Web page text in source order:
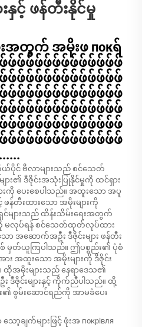
းနှင့် ဖန်တီးနိုင်မှု
အတွက် အမိုးဖ покရ်
ဖ်ဖ်ဖ်ဖ်ဖ်ဖ်ဖ်ဖ်ဖ်ဖ်ဖ်ဖ်ဖ်
ဖ်ဖ်ဖ်ဖ်ဖ်ဖ်ဖ်ဖ်ဖ်ဖ်ဖ်ဖ်ဖ်
ဖ်ဖ်ဖ်ဖ်ဖ်ဖ်ဖ်ဖ်ဖ်ဖ်ဖ်ဖ်ဖ်
ဖ်ဖ်ဖ်ဖ်ဖ်ဖ်ဖ်ဖ်ဖ်ဖ်ဖ်ဖ်ဖ်
ဖ်ဖ်ဖ်ဖ်ဖ်ဖ်ဖ်ဖ်ဖ်ဖ်ဖ်ဖ်ဖ်
ဖ်ဖ်ဖ်ဖ်ဖ်ဖ်ဖ်ဖ်ဖ်ဖ်ဖ်ဖ်ဖ်
ယ်ပိုင် ဗီလာများသည် စင်သေတ်
း၏ ဒီဇိုင်းအသုံးပြုနိုင်မှုကို ထင်ရှား
းကို ပေးစေပါသည်။ အထူးသော အပူ
င့် ဖန်တီးထားသော အမိုးများကို
များသည် ထိန်းသိမ်းရေးအတွက်
ကို မလုပ်ရန် စင်သေတ်ထုတ်လုပ်ထား
ာ အဆောက်အဦး ဒီဇိုင်းများ ဖန်တီး
စ် မှတ်ယူကြပါသည်။ ဤပစ္စည်း၏ ပုံစံ
း အထူးသော အမိုးများကို ဒီဇိုင်း
အမိုးများသည် နေရာဒေသ၏
ဒီဇိုင်းများနှင့် ကိုက်ညီပါသည်။ ထို့
၏ စွမ်းဆောင်ရည်ကို အာမခံပေး
ာ့ချက်များဖြင့် ဖုံးအ покрівля